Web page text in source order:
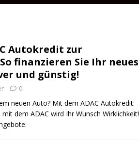
Autokredit zur
finanzieren Sie Ihr neues
und günstig!
0
neuen Auto? Mit dem ADAC Autokredit:
dem ADAC wird Ihr Wunsch Wirklichkeit!